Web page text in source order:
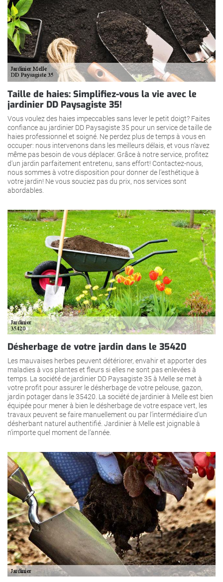
Taille de haies: Simplifiez-vous la vie avec le
jardinier DD Paysagiste 35!
Vous voulez des haies impeccables sans lever le petit doigt? Faites
confiance au jardinier DD Paysagiste 35 pour un service de taille de
haies professionnel et soigné. Ne perdez plus de temps à vous en
occuper: nous intervenons dans les meilleurs délais, et vous n’avez
même pas besoin de vous déplacer. Grâce à notre service, profitez
d'un jardin parfaitement entretenu, sans effort! Contactez-nous,
nous sommes à votre disposition pour donner de l'esthétique à
votre jardin! Ne vous souciez pas du prix, nos services sont
abordables.
Désherbage de votre jardin dans le 35420
Les mauvaises herbes peuvent détériorer, envahir et apporter des
maladies à vos plantes et fleurs si elles ne sont pas enlevées à
temps. La société de jardinier DD Paysagiste 35 à Melle se met à
votre profit pour assurer le désherbage de votre pelouse, gazon,
jardin potager dans le 35420. La société de jardinier à Melle est bien
équipée pour mener à bien le désherbage de votre espace vert, les
travaux peuvent se faire manuellement ou par l’intermédiaire d’un
désherbant naturel authentifié. Jardinier à Melle est joignable à
n’importe quel moment de l’année.